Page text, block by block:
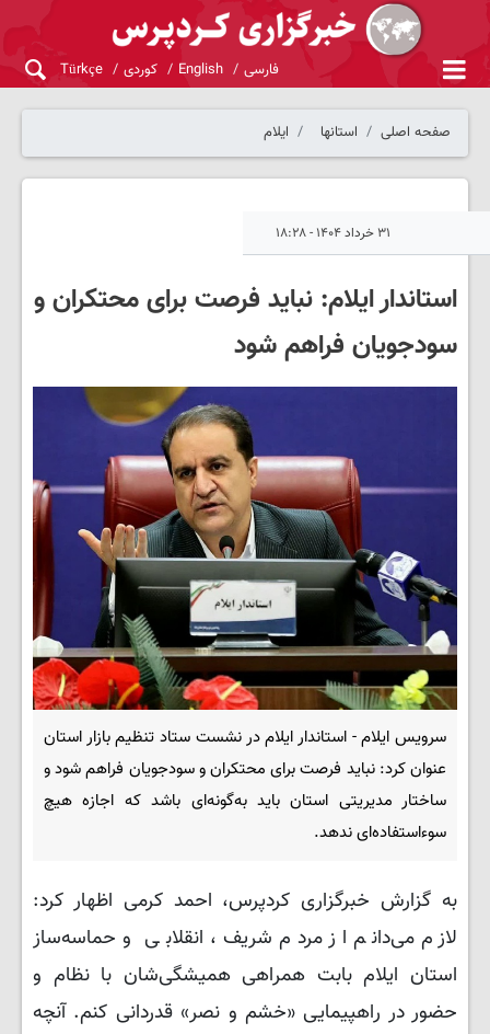
فارسی English کوردی Türkçe
صفحه اصلی استانها ایلام
۳۱ خرداد ۱۴۰۴ - ۱۸:۲۸
استاندار ایلام: نباید فرصت برای محتکران و
سودجویان فراهم شود
سرویس ایلام - استاندار ایلام در نشست ستاد تنظیم بازار استان
عنوان کرد: نباید فرصت برای محتکران و سودجویان فراهم شود و
ساختار مدیریتی استان باید به‌گونه‌ای باشد که اجازه هیچ
سوءاستفاده‌ای ندهد.
به گزارش خبرگزاری کردپرس، احمد کرمی اظهار کرد:
لازم می‌دانم از مردم شریف، انقلابی و حماسه‌ساز
استان ایلام بابت همراهی همیشگی‌شان با نظام و
حضور در راهپیمایی «خشم و نصر» قدردانی کنم. آنچه